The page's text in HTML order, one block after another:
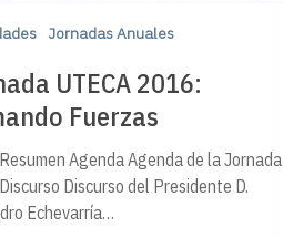
Jornadas Anuales
UTECA 2016:
Fuerzas
Agenda Agenda de la Jornada
Discurso del Presidente D.
Echevarría…